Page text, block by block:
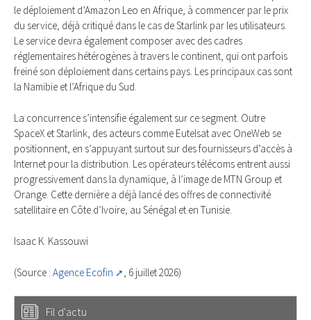
le déploiement d’Amazon Leo en Afrique, à commencer par le prix
du service, déjà critiqué dans le cas de Starlink par les utilisateurs.
Le service devra également composer avec des cadres
réglementaires hétérogènes à travers le continent, qui ont parfois
freiné son déploiement dans certains pays. Les principaux cas sont
la Namibie et l’Afrique du Sud.
La concurrence s’intensifie également sur ce segment. Outre
SpaceX et Starlink, des acteurs comme Eutelsat avec OneWeb se
positionnent, en s’appuyant surtout sur des fournisseurs d’accès à
Internet pour la distribution. Les opérateurs télécoms entrent aussi
progressivement dans la dynamique, à l’image de MTN Group et
Orange. Cette dernière a déjà lancé des offres de connectivité
satellitaire en Côte d’Ivoire, au Sénégal et en Tunisie.
Isaac K. Kassouwi
(Source : Agence Ecofin , 6 juillet 2026)
Fil d'actu